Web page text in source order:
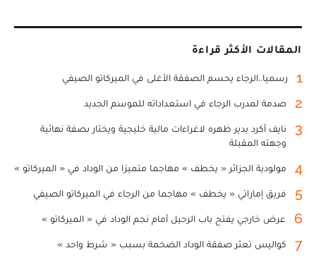
المقالات الأكثر قراءة
1 رسميا..الرجاء يحسم الصفقة الأغلى في الميركاتو الصيفي
2 صدمة لمدرب الرجاء في استعداداته للموسم الجديد
3
نايف أكرد يدير ظهره لاغراءات مالية خليجية ويختار بصفة نهائية
وجهته المقبلة
4 مولودية الجزائر « يخطف » مهاجما متميزا من الوداد في « الميركاتو »
5 فريق إماراتي « يخطف » مهاجما من الرجاء في الميركاتو الصيفي
6 عرض خارجي يفتح باب الرحيل أمام نجم الوداد في « الميركاتو »
7 كواليس تعثر صفقة الوداد الضخمة بسبب « شرط واحد »